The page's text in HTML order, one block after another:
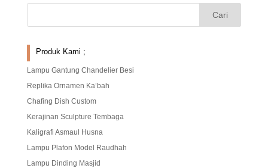
Produk Kami ;
Lampu Gantung Chandelier Besi
Replika Ornamen Ka’bah
Chafing Dish Custom
Kerajinan Sculpture Tembaga
Kaligrafi Asmaul Husna
Lampu Plafon Model Raudhah
Lampu Dinding Masjid